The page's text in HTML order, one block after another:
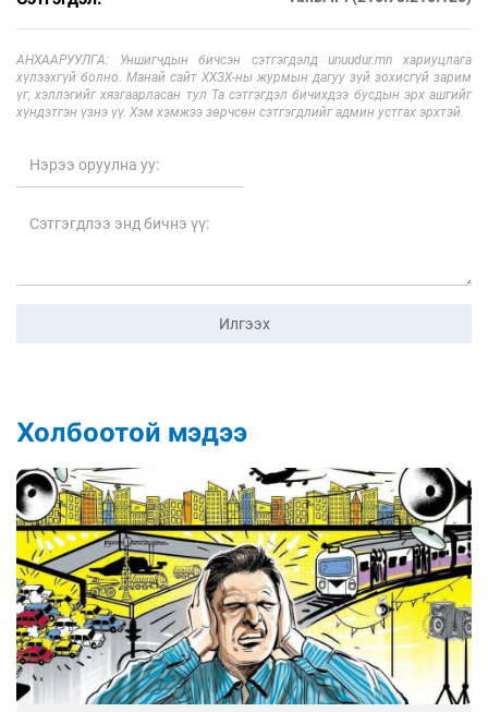
АНХААРУУЛГА: Уншигчдын бичсэн сэтгэгдэлд unuudur.mn хариуцлага
хүлээхгүй болно. Манай сайт ХХЗХ-ны журмын дагуу зүй зохисгүй зарим
үг, хэллэгийг хязгаарласан тул Та сэтгэгдэл бичихдээ бусдын эрх ашгийг
хүндэтгэн үзнэ үү. Хэм хэмжээ зөрчсөн сэтгэгдлийг админ устгах эрхтэй.
Илгээх
Холбоотой мэдээ